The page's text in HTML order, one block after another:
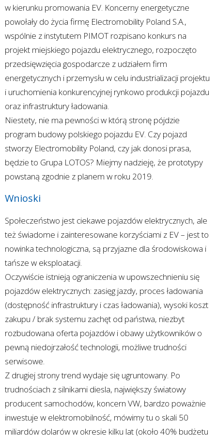
w kierunku promowania EV. Koncerny energetyczne
powołały do życia firmę Electromobility Poland S.A.,
wspólnie z instytutem PIMOT rozpisano konkurs na
projekt miejskiego pojazdu elektrycznego, rozpoczęto
przedsięwzięcia gospodarcze z udziałem firm
energetycznych i przemysłu w celu industrializacji projektu
i uruchomienia konkurencyjnej rynkowo produkcji pojazdu
oraz infrastruktury ładowania.
Niestety, nie ma pewności w którą stronę pójdzie
program budowy polskiego pojazdu EV. Czy pojazd
stworzy Electromobility Poland, czy jak donosi prasa,
będzie to Grupa LOTOS? Miejmy nadzieję, że prototypy
powstaną zgodnie z planem w roku 2019.
Wnioski
Społeczeństwo jest ciekawe pojazdów elektrycznych, ale
też świadome i zainteresowane korzyściami z EV – jest to
nowinka technologiczna, są przyjazne dla środowiskowa i
tańsze w eksploatacji.
Oczywiście istnieją ograniczenia w upowszechnieniu się
pojazdów elektrycznych: zasięg jazdy, proces ładowania
(dostępność infrastruktury i czas ładowania), wysoki koszt
zakupu / brak systemu zachęt od państwa, niezbyt
rozbudowana oferta pojazdów i obawy użytkowników o
pewną niedojrzałość technologii, możliwe trudności
serwisowe.
Z drugiej strony trend wydaje się ugruntowany. Po
trudnościach z silnikami diesla, największy światowy
producent samochodów, koncern VW, bardzo poważnie
inwestuje w elektromobilność, mówimy tu o skali 50
miliardów dolarów w okresie kilku lat (około 40% budżetu